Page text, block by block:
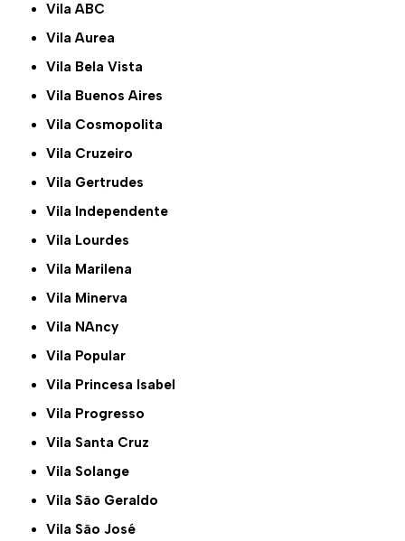
Vila ABC
Vila Aurea
Vila Bela Vista
Vila Buenos Aires
Vila Cosmopolita
Vila Cruzeiro
Vila Gertrudes
Vila Independente
Vila Lourdes
Vila Marilena
Vila Minerva
Vila NAncy
Vila Popular
Vila Princesa Isabel
Vila Progresso
Vila Santa Cruz
Vila Solange
Vila São Geraldo
Vila São José